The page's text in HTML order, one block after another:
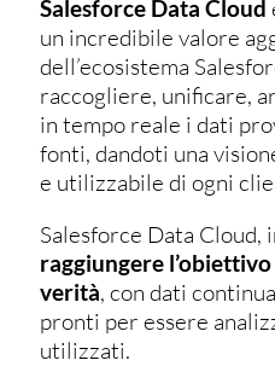
Salesforce Data Cloud
un incredibile valore
dell’ecosistema
raccogliere, unificare,
in tempo reale i dati
fonti, dandoti una
e utilizzabile di ogni
Salesforce Data Cloud,
raggiungere
verità, con dati
pronti per essere
utilizzati.